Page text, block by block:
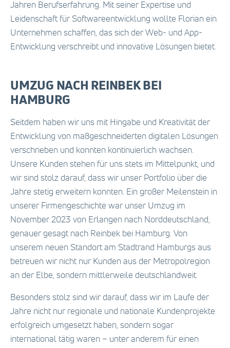
Jahren Berufserfahrung. Mit seiner Expertise und
Leidenschaft für Softwareentwicklung wollte Florian ein
Unternehmen schaffen, das sich der Web- und App-
Entwicklung verschreibt und innovative Lösungen bietet.
UMZUG NACH REINBEK BEI
HAMBURG
Seitdem haben wir uns mit Hingabe und Kreativität der
Entwicklung von maßgeschneiderten digitalen Lösungen
verschrieben und konnten kontinuierlich wachsen.
Unsere Kunden stehen für uns stets im Mittelpunkt, und
wir sind stolz darauf, dass wir unser Portfolio über die
Jahre stetig erweitern konnten. Ein großer Meilenstein in
unserer Firmengeschichte war unser Umzug im
November 2023 von Erlangen nach Norddeutschland,
genauer gesagt nach Reinbek bei Hamburg. Von
unserem neuen Standort am Stadtrand Hamburgs aus
betreuen wir nicht nur Kunden aus der Metropolregion
an der Elbe, sondern mittlerweile deutschlandweit.
Besonders stolz sind wir darauf, dass wir im Laufe der
Jahre nicht nur regionale und nationale Kundenprojekte
erfolgreich umgesetzt haben, sondern sogar
international tätig waren – unter anderem für einen